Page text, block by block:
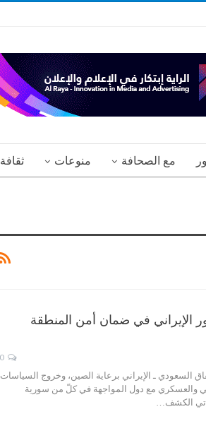
مع الصحافة منوعات ثقافة
الإيراني في ضمان أمن المنطقة
السعودي ـ الإيراني برعاية الصين، وخروج السياسات
والعسكري مع دول المواجهة في كلّ من سورية
الكشف…